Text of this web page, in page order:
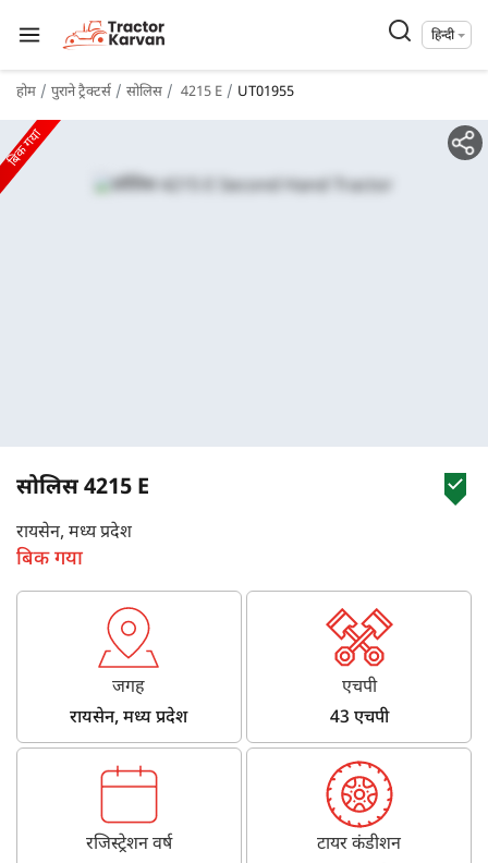
हिन्दी
होम पुराने ट्रैक्टर्स सोलिस 4215 E UT01955
बिक गया
सोलिस 4215 E
रायसेन, मध्य प्रदेश
बिक गया
जगह
रायसेन, मध्य प्रदेश
एचपी
43 एचपी
रजिस्ट्रेशन वर्ष
टायर कंडीशन